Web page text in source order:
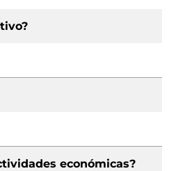
económicas?